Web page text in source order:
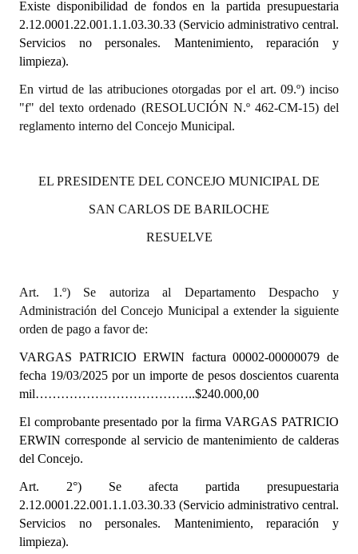
Actas de Sesión
Informes de Unidad Coordinadora
Ejecución Presupuestaria
NORMATIVA
Resoluciones
Resoluciones de Presidencia
INSTITUCIONAL
Noticias Destacadas
Datos Históricos
Premio al Mérito - Registro
Existe disponibilidad de fondos en la partida presupuestaria
2.12.0001.22.001.1.1.03.30.33 (Servicio administrativo central.
Servicios no personales. Mantenimiento, reparación y
limpieza).
En virtud de las atribuciones otorgadas por el art. 09.º) inciso
"f" del texto ordenado (RESOLUCIÓN N.º 462-CM-15) del
reglamento interno del Concejo Municipal.
EL PRESIDENTE DEL CONCEJO MUNICIPAL DE
SAN CARLOS DE BARILOCHE
RESUELVE
Art. 1.º) Se autoriza al Departamento Despacho y
Administración del Concejo Municipal a extender la siguiente
orden de pago a favor de:
VARGAS PATRICIO ERWIN factura 00002-00000079 de
fecha 19/03/2025 por un importe de pesos doscientos cuarenta
mil………………………………..$240.000,00
El comprobante presentado por la firma VARGAS PATRICIO
ERWIN corresponde al servicio de mantenimiento de calderas
del Concejo.
Art. 2°) Se afecta partida presupuestaria
2.12.0001.22.001.1.1.03.30.33 (Servicio administrativo central.
Servicios no personales. Mantenimiento, reparación y
limpieza).